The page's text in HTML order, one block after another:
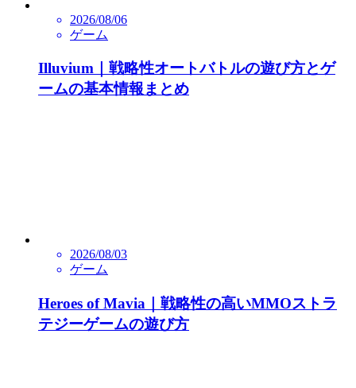
2026/08/06
ゲーム
Illuvium｜戦略性オートバトルの遊び方とゲ
ームの基本情報まとめ
2026/08/03
ゲーム
Heroes of Mavia｜戦略性の高いMMOストラ
テジーゲームの遊び方